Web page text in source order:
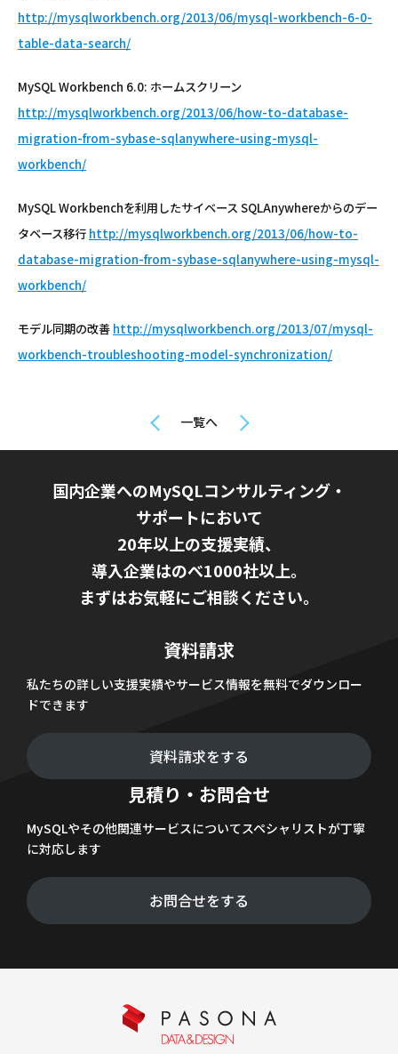
http://mysqlworkbench.org/2013/06/mysql-workbench-6-0-
table-data-search/
MySQL Workbench 6.0: ホームスクリーン
http://mysqlworkbench.org/2013/06/how-to-database-
migration-from-sybase-sqlanywhere-using-mysql-
workbench/
MySQL Workbenchを利用したサイベース SQLAnywhereからのデー
タベース移行 http://mysqlworkbench.org/2013/06/how-to-
database-migration-from-sybase-sqlanywhere-using-mysql-
workbench/
モデル同期の改善 http://mysqlworkbench.org/2013/07/mysql-
workbench-troubleshooting-model-synchronization/
一覧へ
国内企業へのMySQLコンサルティング・
サポートにおいて
20年以上の支援実績、
導入企業はのべ1000社以上。
まずはお気軽にご相談ください。
資料請求
私たちの詳しい支援実績やサービス情報を無料でダウンロー
ドできます
資料請求をする
見積り・お問合せ
MySQLやその他関連サービスについてスペシャリストが丁寧
に対応します
お問合せをする